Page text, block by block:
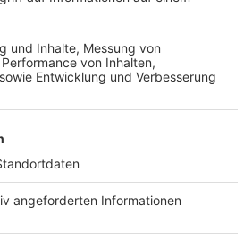
von Rhein und Erft
Kölner Schule
für Diskussionen
mehr aus Hürth